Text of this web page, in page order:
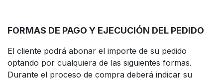
FORMAS DE PAGO Y EJECUCIÓN DEL PEDIDO
El cliente podrá abonar el importe de su pedido
optando por cualquiera de las siguientes formas.
Durante el proceso de compra deberá indicar su